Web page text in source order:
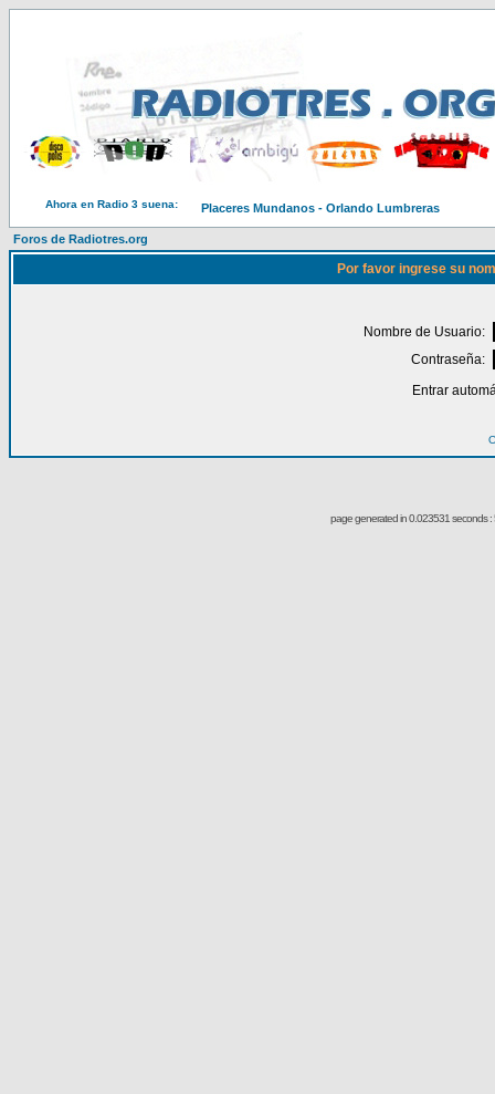
Ahora en Radio 3 suena: Placeres Mundanos - Orlando Lumbreras
Foros de Radiotres.org
Por favor ingrese su
Nombre de Usuario:
Contraseña:
Entrar
page generated in 0.023531 seconds :